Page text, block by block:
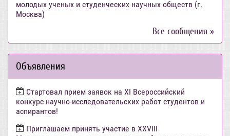
молодых ученых и студенческих научных обществ (г.
Москва)
Все сообщения »
Объявления
Стартовал прием заявок на XI Всероссийский
конкурс научно-исследовательских работ студентов и
аспирантов!
Приглашаем принять участие в XXVIII